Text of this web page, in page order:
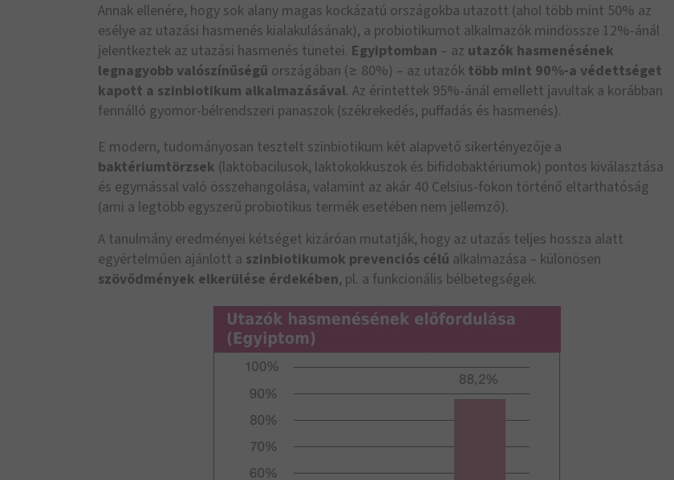
Annak ellenére, hogy sok alany magas kockázatú országokba utazott (ahol több mint 50% az
esélye az utazási hasmenés kialakulásának), a probiotikumot alkalmazók mindössze 12%-ánál
jelentkeztek az utazási hasmenés tünetei. Egyiptomban – az utazók hasmenésének
legnagyobb valószínűségű országában (≥ 80%) – az utazók több mint 90%-a védettséget
kapott a szinbiotikum alkalmazásával. Az érintettek 95%-ánál emellett javultak a korábban
fennálló gyomor-bélrendszeri panaszok (székrekedés, puffadás és hasmenés).
E modern, tudományosan tesztelt szinbiotikum két alapvető sikertényezője a
baktériumtörzsek (laktobacilusok, laktokokkuszok és bifidobaktériumok) pontos kiválasztása
és egymással való összehangolása, valamint az akár 40 Celsius-fokon történő eltarthatóság
(ami a legtöbb egyszerű probiotikus termék esetében nem jellemző).
A tanulmány eredményei kétséget kizáróan mutatják, hogy az utazás teljes hossza alatt
egyértelműen ajánlott a szinbiotikumok prevenciós célú alkalmazása – különösen
szövődmények elkerülése érdekében, pl. a funkcionális bélbetegségek.